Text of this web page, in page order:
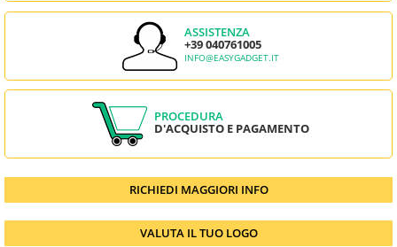
ASSISTENZA
+39 040761005
INFO@EASYGADGET.IT
PROCEDURA
D'ACQUISTO E PAGAMENTO
RICHIEDI MAGGIORI INFO
VALUTA IL TUO LOGO